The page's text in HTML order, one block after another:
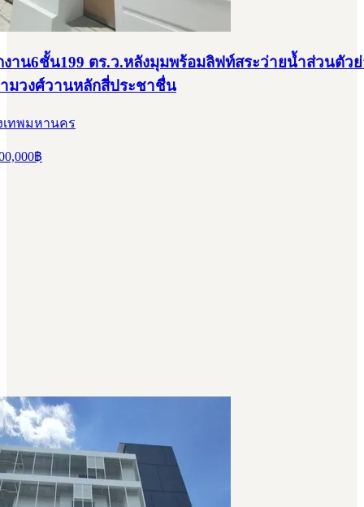
าน6ชั้น199 ตร.ว.หลังมุมพร้อมลิฟท์สระว่ายน้ำส่วนตัว
มวงศ์วานหลักสี่ประชาชื่น
เทพมหานคร
฿